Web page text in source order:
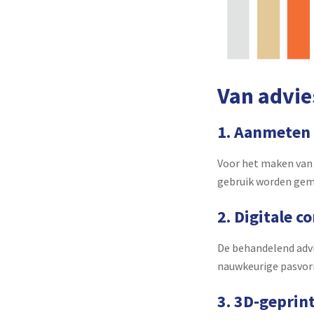
Van
1. Aanmeten
Voor het maken
gebruik worden
2. Digitale
De behandelend
nauwkeurige
3.